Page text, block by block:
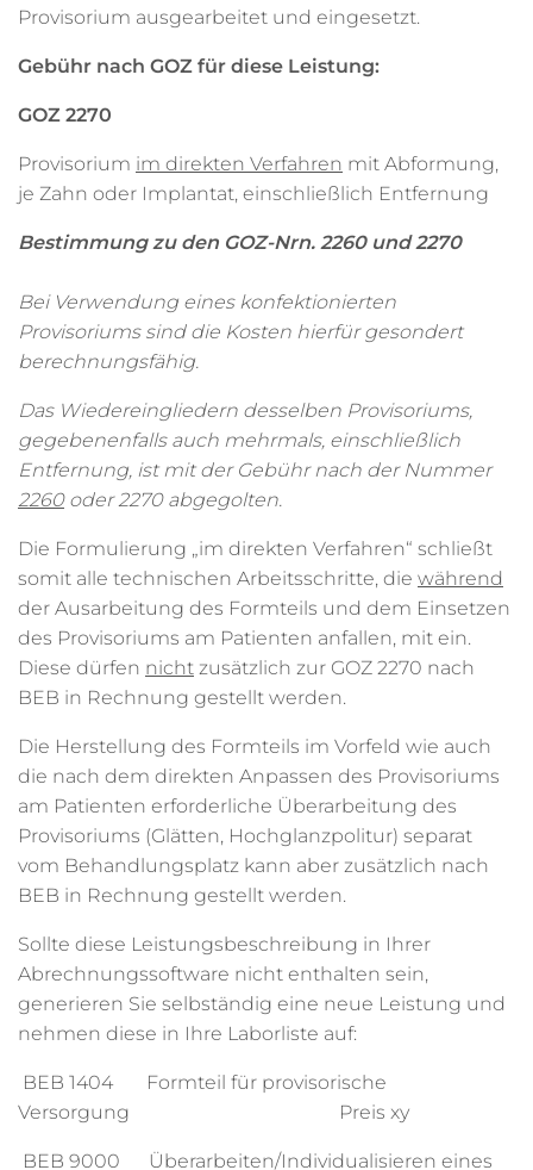
Provisorium ausgearbeitet und eingesetzt.
Gebühr nach GOZ für diese Leistung:
GOZ 2270
Provisorium im direkten Verfahren mit Abformung,
je Zahn oder Implantat, einschließlich Entfernung
Bestimmung zu den GOZ-Nrn. 2260 und 2270
Bei Verwendung eines konfektionierten
Provisoriums sind die Kosten hierfür gesondert
berechnungsfähig.
Das Wiedereingliedern desselben Provisoriums,
gegebenenfalls auch mehrmals, einschließlich
Entfernung, ist mit der Gebühr nach der Nummer
2260oder 2270 abgegolten.
Die Formulierung „im direkten Verfahren“ schließt
somit alle technischen Arbeitsschritte, die während
der Ausarbeitung des Formteils und dem Einsetzen
des Provisoriums am Patienten anfallen, mit ein.
Diese dürfen nicht zusätzlich zur GOZ 2270 nach
BEB in Rechnung gestellt werden.
Die Herstellung des Formteils im Vorfeld wie auch
die nach dem direkten Anpassen des Provisoriums
am Patienten erforderliche Überarbeitung des
Provisoriums (Glätten, Hochglanzpolitur) separat
vom Behandlungsplatz kann aber zusätzlich nach
BEB in Rechnung gestellt werden.
Sollte diese Leistungsbeschreibung in Ihrer
Abrechnungssoftware nicht enthalten sein,
generieren Sie selbständig eine neue Leistung und
nehmen diese in Ihre Laborliste auf:
BEB 1404 Formteil für provisorische
Versorgung Preis xy
BEB 9000 Überarbeiten/Individualisieren eines